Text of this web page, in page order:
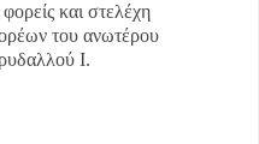
και στελέχη
του ανωτέρου
Ι.